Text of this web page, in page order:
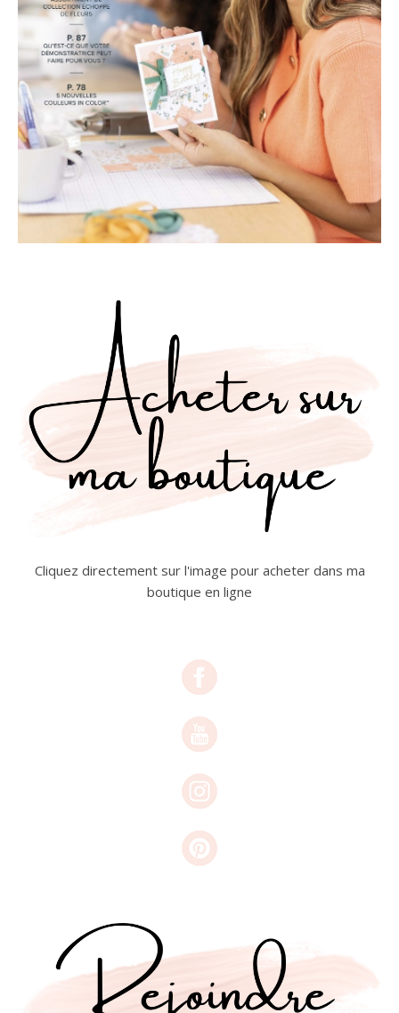
Cliquez directement sur l'image pour acheter dans ma
boutique en ligne